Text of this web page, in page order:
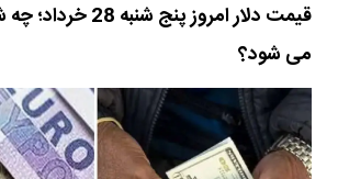
می شود؟